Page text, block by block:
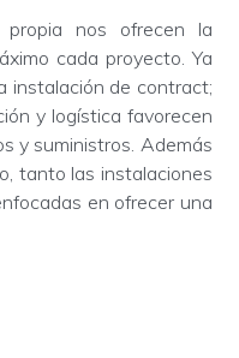
nos ofrecen la
cada proyecto. Ya
instalación de contract;
y logística favorecen
y suministros. Además
tanto las instalaciones
en ofrecer una